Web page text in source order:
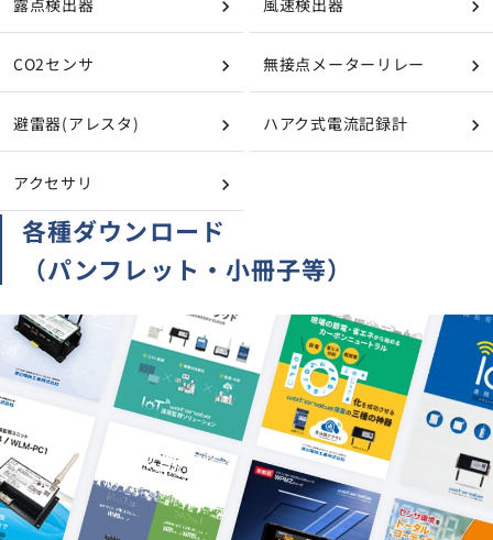
露点検出器 風速検出器
CO2センサ 無接点メーターリレー
避雷器(アレスタ) ハアク式電流記録計
アクセサリ
各種ダウンロード
（パンフレット・小冊子等）